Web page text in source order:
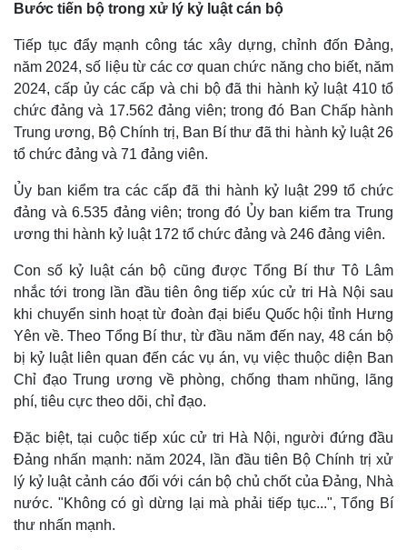
Biển đảo
Thế giới
Quan sát
Cuộc sống đó đây
Hồ sơ
Multimedia
Video
Ảnh
Bước tiến bộ trong xử lý kỷ luật cán bộ
Tiếp tục đẩy mạnh công tác xây dựng, chỉnh đốn Đảng,
năm 2024, số liệu từ các cơ quan chức năng cho biết, năm
2024, cấp ủy các cấp và chi bộ đã thi hành kỷ luật 410 tổ
chức đảng và 17.562 đảng viên; trong đó Ban Chấp hành
Trung ương, Bộ Chính trị, Ban Bí thư đã thi hành kỷ luật 26
tổ chức đảng và 71 đảng viên.
Ủy ban kiểm tra các cấp đã thi hành kỷ luật 299 tổ chức
đảng và 6.535 đảng viên; trong đó Ủy ban kiểm tra Trung
ương thi hành kỷ luật 172 tổ chức đảng và 246 đảng viên.
Con số kỷ luật cán bộ cũng được Tổng Bí thư Tô Lâm
nhắc tới trong lần đầu tiên ông tiếp xúc cử tri Hà Nội sau
khi chuyển sinh hoạt từ đoàn đại biểu Quốc hội tỉnh Hưng
Yên về. Theo Tổng Bí thư, từ đầu năm đến nay, 48 cán bộ
bị kỷ luật liên quan đến các vụ án, vụ việc thuộc diện Ban
Chỉ đạo Trung ương về phòng, chống tham nhũng, lãng
phí, tiêu cực theo dõi, chỉ đạo.
Đặc biệt, tại cuộc tiếp xúc cử tri Hà Nội, người đứng đầu
Đảng nhấn mạnh: năm 2024, lần đầu tiên Bộ Chính trị xử
lý kỷ luật cảnh cáo đối với cán bộ chủ chốt của Đảng, Nhà
nước. "Không có gì dừng lại mà phải tiếp tục...", Tổng Bí
thư nhấn mạnh.